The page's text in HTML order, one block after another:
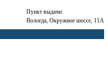
Пункт выдачи:
Вологда, Окружное шоссе, 11А